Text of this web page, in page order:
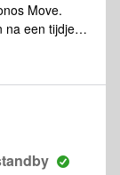
Move.
na een tijdje
loopt de